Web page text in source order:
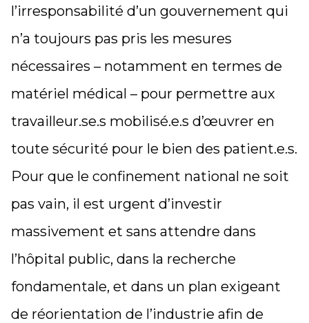
l’irresponsabilité d’un gouvernement qui
n’a toujours pas pris les mesures
nécessaires – notamment en termes de
matériel médical – pour permettre aux
travailleur.se.s mobilisé.e.s d’œuvrer en
toute sécurité pour le bien des patient.e.s.
Pour que le confinement national ne soit
pas vain, il est urgent d’investir
massivement et sans attendre dans
l’hôpital public, dans la recherche
fondamentale, et dans un plan exigeant
de réorientation de l’industrie afin de